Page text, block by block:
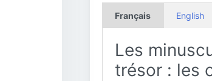
Français English
Les
trésor : les